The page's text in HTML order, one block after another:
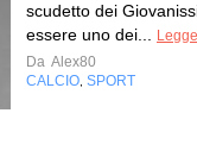
scudetto dei
essere uno dei...
Da Alex80
CALCIO SPORT